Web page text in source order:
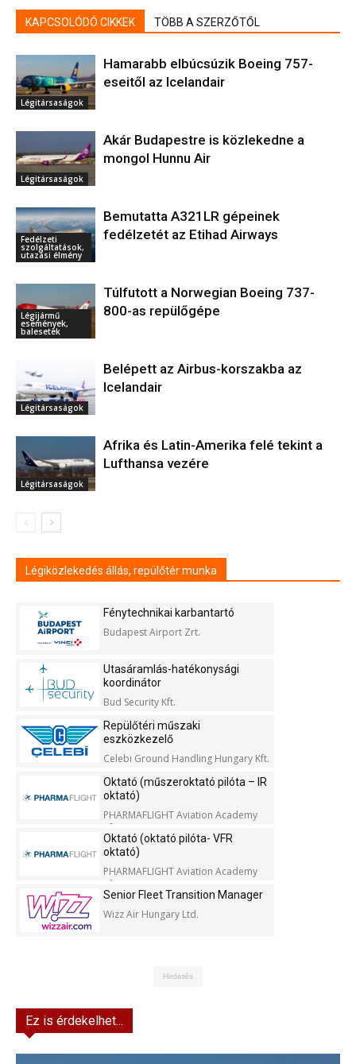
KAPCSOLÓDÓ CIKKEK TÖBB A SZERZŐTŐL
Légitársaságok
Hamarabb elbúcsúzik Boeing 757-
eseitől az Icelandair
Légitársaságok
Akár Budapestre is közlekedne a
mongol Hunnu Air
Fedélzeti
szolgáltatások,
utazási élmény
Bemutatta A321LR gépeinek
fedélzetét az Etihad Airways
Légijármű
események,
balesetek
Túlfutott a Norwegian Boeing 737-
800-as repülőgépe
Légitársaságok
Belépett az Airbus-korszakba az
Icelandair
Légitársaságok
Afrika és Latin-Amerika felé tekint a
Lufthansa vezére
Légiközlekedés állás, repülőtér munka
Fénytechnikai karbantartó
Budapest Airport Zrt.
Utasáramlás-hatékonysági
koordinátor
Bud Security Kft.
Repülőtéri műszaki
eszközkezelő
Celebi Ground Handling Hungary Kft.
Oktató (műszeroktató pilóta – IR
oktató)
PHARMAFLIGHT Aviation Academy
Kft.
Oktató (oktató pilóta- VFR
oktató)
PHARMAFLIGHT Aviation Academy
Kft.
Senior Fleet Transition Manager
Wizz Air Hungary Ltd.
Hirdetés
Ez is érdekelhet...